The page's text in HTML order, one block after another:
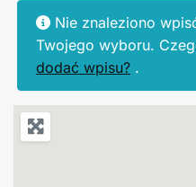
Nie znaleziono
Twojego wyboru.
dodać wpisu? .